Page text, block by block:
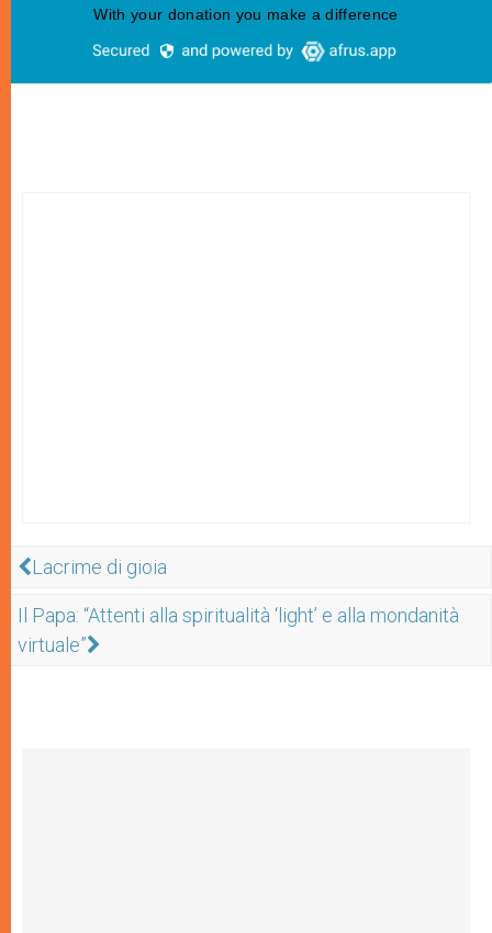
Lacrime di gioia
Il Papa: “Attenti alla spiritualità ‘light’ e alla mondanità
virtuale”